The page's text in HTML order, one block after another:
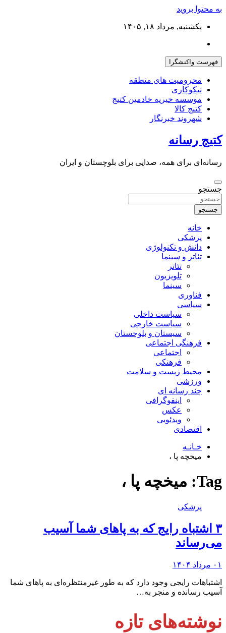
به محتوا بروید
یکشنبه, مرداد ۱۸, ۱۴۰۵
فهرست واکنشگرا
محرومیت های منطقه
نیکوکاری
موسسه خیریه خادمین کتیج
کتیج کالا
شهروند خبرنگار
کتیج رسانه
رسانه‌ای برای همه، صدایی برای بلوچستان و ایران
جستجو
جستجو
خانه
پزشکی
دانش و تکنولوژی
تئاتر و سینما
تئاتر
تلویزیون
سینما
فناوری
سیاسی
سیاست داخلی
سیاست خارجی
سیستان و بلوچستان
فرهنگی اجتماعی
اجتماعی
فرهنکی
محیط زیست و سلامت
ورزشی
چند رسانه ای
اینفوگرافی
عکس
ویدئویی
اقتصادی
خـانـه
میخچه پا ،
Tag: میخچه پا ،
پزشکی
۳ اشتباه رایج که به پا‌های شما آسیب
می‌رساند
۰۱ مرداد ۱۴۰۴
اشتباهات رایجی وجود دارد که به طور غیرمنتظره‌ای به پا‌های شما
آسیب رسانده و منجر به…
نوشته‌های تازه